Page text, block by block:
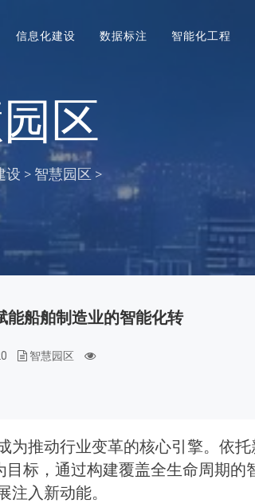
信息化建设 数据标注 智能化工程
区
设 > 智慧园区 >
能船舶制造业的智能化转
智慧园区
为推动行业变革的核心引擎。依
标，通过构建覆盖全生命周期的
入新动能。